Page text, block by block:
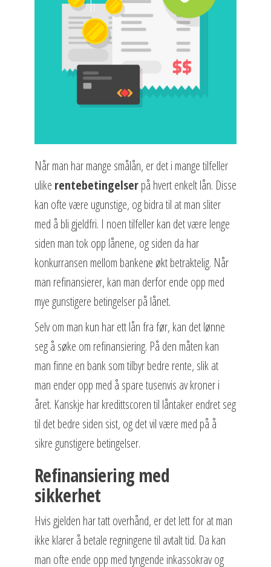
Når man har mange smålån, er det i mange tilfeller
ulike rentebetingelserpå hvert enkelt lån. Disse
kan ofte være ugunstige, og bidra til at man sliter
med å bli gjeldfri. I noen tilfeller kan det være lenge
siden man tok opp lånene, og siden da har
konkurransen mellom bankene økt betraktelig. Når
man refinansierer, kan man derfor ende opp med
mye gunstigere betingelser på lånet.
Selv om man kun har ett lån fra før, kan det lønne
seg å søke om refinansiering. På den måten kan
man finne en bank som tilbyr bedre rente, slik at
man ender opp med å spare tusenvis av kroner i
året. Kanskje har kredittscoren til låntaker endret seg
til det bedre siden sist, og det vil være med på å
sikre gunstigere betingelser.
Refinansiering med
sikkerhet
Hvis gjelden har tatt overhånd, er det lett for at man
ikke klarer å betale regningene til avtalt tid. Da kan
man ofte ende opp med tyngende inkassokrav og